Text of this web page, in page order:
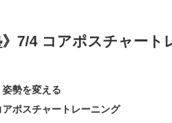
》7/4 コアポスチャー
勢を変える
ポスチャートレーニング